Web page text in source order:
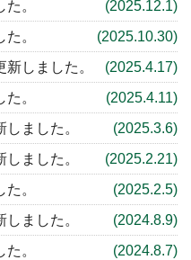
。
(2025.12.1)
。
(2025.10.30)
新しました。
(2025.4.17)
。
(2025.4.11)
しました。
(2025.3.6)
しました。
(2025.2.21)
。
(2025.2.5)
しました。
(2024.8.9)
。
(2024.8.7)